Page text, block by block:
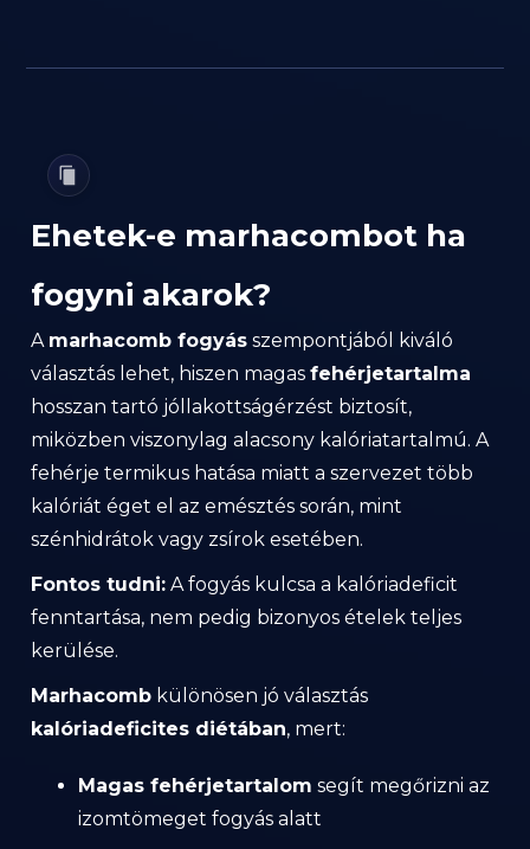
Ehetek-e marhacombot ha
fogyni akarok?
A marhacomb fogyás szempontjából kiváló
választás lehet, hiszen magas fehérjetartalma
hosszan tartó jóllakottságérzést biztosít,
miközben viszonylag alacsony kalóriatartalmú. A
fehérje termikus hatása miatt a szervezet több
kalóriát éget el az emésztés során, mint
szénhidrátok vagy zsírok esetében.
Fontos tudni: A fogyás kulcsa a kalóriadeficit
fenntartása, nem pedig bizonyos ételek teljes
kerülése.
Marhacomb különösen jó választás
kalóriadeficites diétában, mert:
Magas fehérjetartalom segít megőrizni az
izomtömeget fogyás alatt